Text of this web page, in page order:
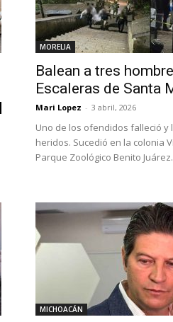
MORELIA
Balean a tres
Escaleras de Santa
Mari Lopez - 3 abril, 2026
Uno de los ofendidos falleció
heridos. Sucedió en la colonia
Parque Zoológico Benito
MICHOACÁN